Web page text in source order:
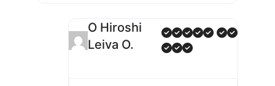
O Hiroshi
Leiva O.